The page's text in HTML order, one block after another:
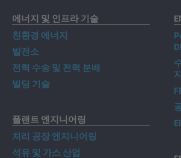
에너지 및 인프라 기술
친환경 에너지
발전소
전력 수송 및 전력 분배
빌딩 기술
플랜트 엔지니어링
처리 공장 엔지니어링
석유 및 가스 산업